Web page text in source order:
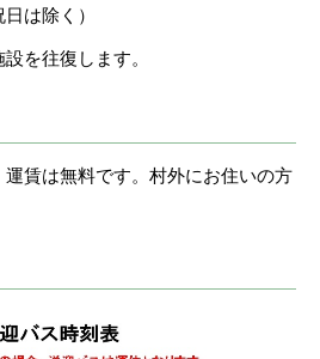
は除く）
を往復します。
賃は無料です。村外にお住いの方